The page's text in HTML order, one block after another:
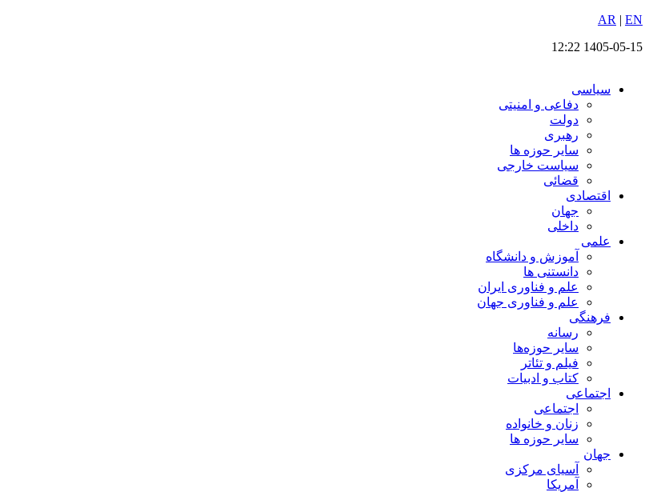
پرش
محتوا
AR | EN
1405-05-15 12:22
سیاسی
دفاعی و امنیتی
دولت
رهبری
سایر حوزه ها
سیاست خارجی
قضائی
اقتصادی
جهان
داخلی
علمی
آموزش و دانشگاه
دانستنی ها
علم و فناوری ایران
علم و فناوری جهان
فرهنگی
رسانه
سایر حوزه‌ها
فیلم و تئاتر
کتاب و ادبیات
اجتماعی
اجتماعی
زنان و خانواده
سایر حوزه ها
جهان
آسیای مرکزی
آمریکا